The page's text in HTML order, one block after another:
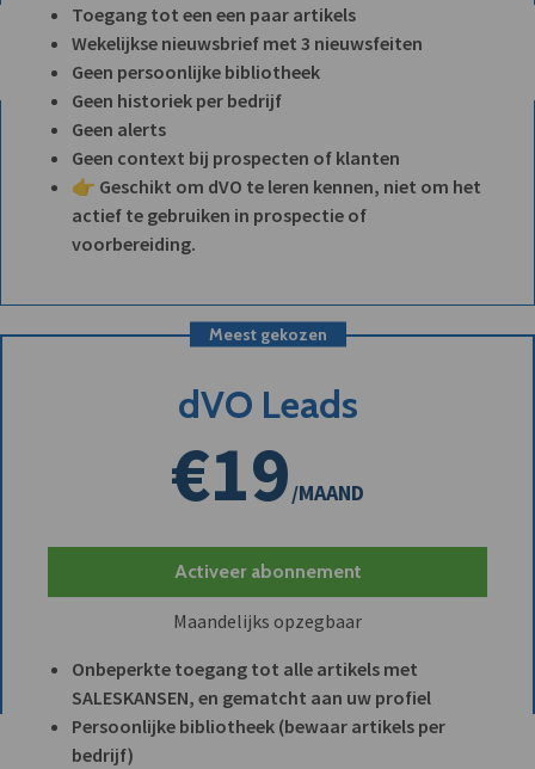
Toegang tot een een paar artikels
Wekelijkse nieuwsbrief met 3 nieuwsfeiten
Geen persoonlijke bibliotheek
Geen historiek per bedrijf
Geen alerts
Geen context bij prospecten of klanten
👉 Geschikt om dVO te leren kennen, niet om het
actief te gebruiken in prospectie of
voorbereiding.
Meest gekozen
dVO Leads
€19/MAAND
Activeer abonnement
Maandelijks opzegbaar
Onbeperkte toegang tot alle artikels met
SALESKANSEN, en gematcht aan uw profiel
Persoonlijke bibliotheek (bewaar artikels per
bedrijf)